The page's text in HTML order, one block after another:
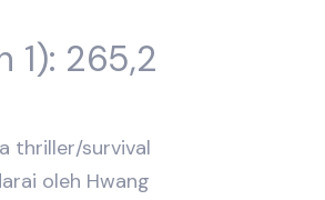
1): 265,2
thriller/survival
oleh Hwang